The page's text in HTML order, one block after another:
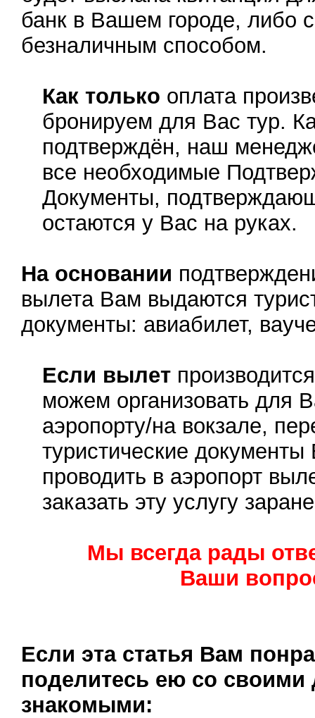
банк в Вашем городе, либо
безналичным способом.
Как только оплата
бронируем для Вас тур.
подтверждён, наш
все необходимые
Документы,
остаются у Вас на руках.
На основании
вылета Вам выдаются
документы: авиабилет,
Если вылет
можем организовать для
аэропорту/на вокзале,
туристические
проводить в аэропорт
заказать эту услугу
Мы всегда рады
Ваши
Если эта статья Вам
поделитесь ею со своими
знакомыми: